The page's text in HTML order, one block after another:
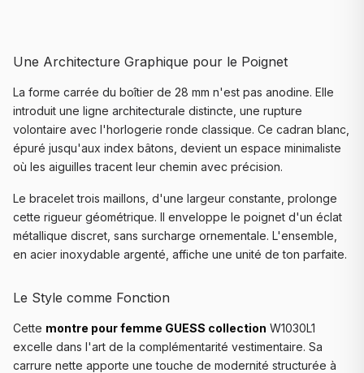
Une Architecture Graphique pour le Poignet
La forme carrée du boîtier de 28 mm n'est pas anodine. Elle
introduit une ligne architecturale distincte, une rupture
volontaire avec l'horlogerie ronde classique. Ce cadran blanc,
épuré jusqu'aux index bâtons, devient un espace minimaliste
où les aiguilles tracent leur chemin avec précision.
Le bracelet trois maillons, d'une largeur constante, prolonge
cette rigueur géométrique. Il enveloppe le poignet d'un éclat
métallique discret, sans surcharge ornementale. L'ensemble,
en acier inoxydable argenté, affiche une unité de ton parfaite.
Le Style comme Fonction
Cette montre pour femme GUESS collection W1030L1
excelle dans l'art de la complémentarité vestimentaire. Sa
carrure nette apporte une touche de modernité structurée à